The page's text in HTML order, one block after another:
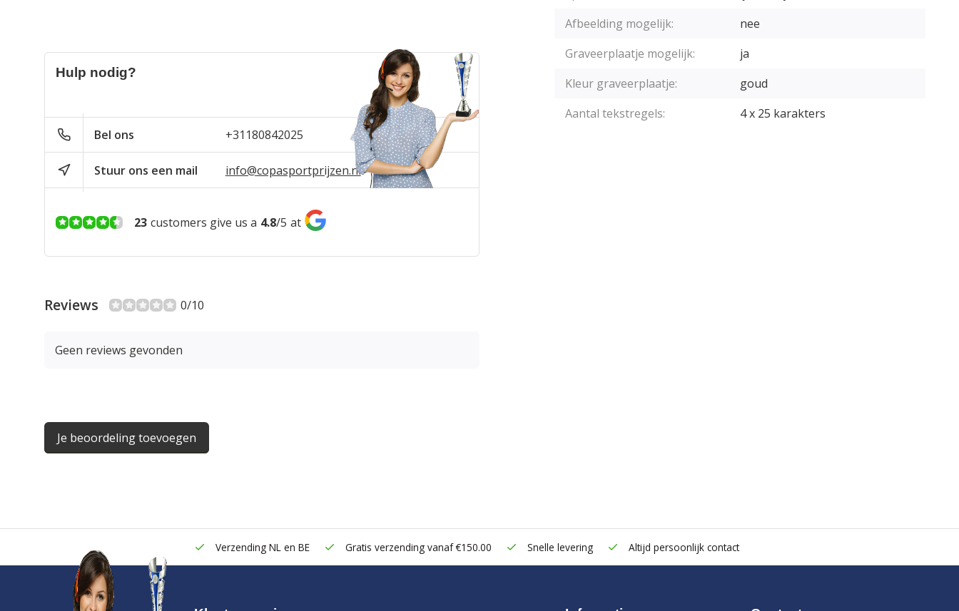
Hulp nodig?
Bel ons +31180842025
Stuur ons een mail info@copasportprijzen.nl
23 customers give us a 4.8/5 at
Reviews 0/10
Geen reviews gevonden
Je beoordeling toevoegen
Afbeelding mogelijk:
nee
Graveerplaatje mogelijk:
ja
Kleur graveerplaatje:
goud
Aantal tekstregels:
4 x 25 karakters
Verzending NL en BE Gratis verzending vanaf €150.00 Snelle levering Altijd persoonlijk contact